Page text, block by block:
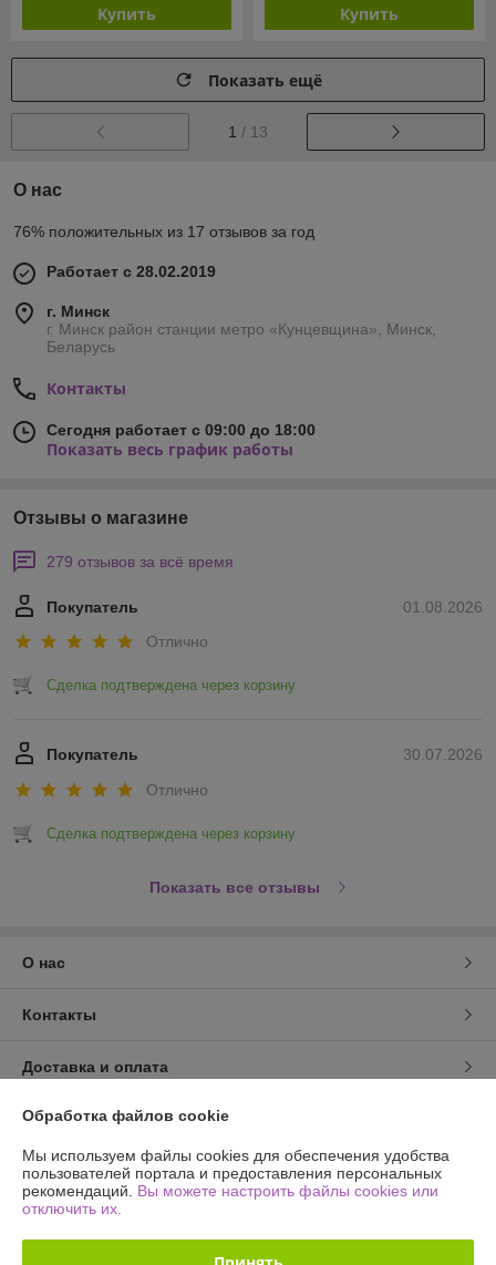
Купить Купить
Показать ещё
1 / 13
О нас
76% положительных из 17 отзывов за год
Работает с 28.02.2019
г. Минск
г. Минск район станции метро «Кунцевщина», Минск,
Беларусь
Контакты
Сегодня работает с 09:00 до 18:00
Показать весь график работы
Отзывы о магазине
279 отзывов за всё время
01.08.2026
Покупатель
Отлично
Сделка подтверждена через корзину
30.07.2026
Покупатель
Отлично
Сделка подтверждена через корзину
Показать все отзывы
О нас
Контакты
Доставка и оплата
График работы
Полная версия сайта
Обработка файлов cookie
Мы используем файлы cookies для обеспечения удобства
пользователей портала и предоставления персональных
рекомендаций. Вы можете настроить файлы cookies или
отключить их.